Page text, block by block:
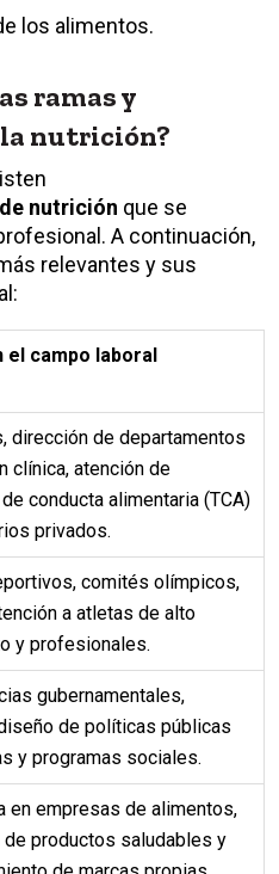
los alimentos.
ramas y
nutrición?
nutrición que se
A continuación,
relevantes y sus
el campo laboral
dirección de departamentos
clínica, atención de
conducta alimentaria (TCA)
privados.
comités olímpicos,
a atletas de alto
y profesionales.
gubernamentales,
de políticas públicas
y programas sociales.
en empresas de alimentos,
de productos saludables y